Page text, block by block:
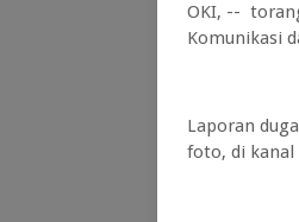
OKI, --
Komunikasi
Laporan
foto, di kanal